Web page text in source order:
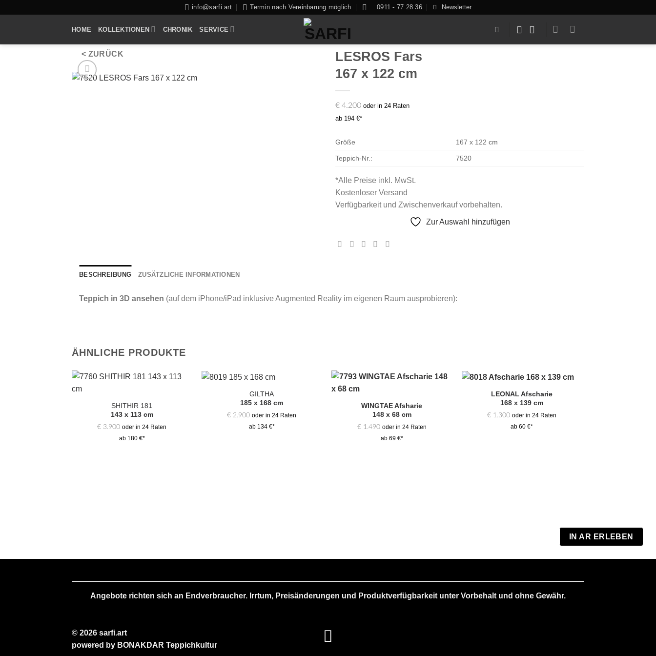
info@sarfi.art Termin nach Vereinbarung möglich 0911 - 77 28 36 Newsletter
HOME KOLLEKTIONEN CHRONIK SERVICE
< ZURÜCK
LESROS Fars
167 x 122 cm
€ 4.200 oder in 24 Raten
ab 194 €*
Größe 167 x 122 cm
Teppich-Nr.: 7520
*Alle Preise inkl. MwSt.
Kostenloser Versand
Verfügbarkeit und Zwischenverkauf vorbehalten.
Zur Auswahl hinzufügen
BESCHREIBUNG ZUSÄTZLICHE INFORMATIONEN
Teppich in 3D ansehen (auf dem iPhone/iPad inklusive Augmented Reality im eigenen Raum ausprobieren):
IN AR ERLEBEN
ÄHNLICHE PRODUKTE
SHITHIR 181
143 x 113 cm
€ 3.900 oder in 24 Raten
ab 180 €*
GILTHA
185 x 168 cm
€ 2.900 oder in 24 Raten
ab 134 €*
Auswahl
WINGTAE Afsharie
148 x 68 cm
€1.490 oder in 24 Raten
ab 69 €*
LEONAL Afscharie
168 x 139 cm
€1.300 oder in 24 Raten
ab 60 €*
Angebote richten sich an Endverbraucher. Irrtum, Preisänderungen und Produktverfügbarkeit unter Vorbehalt und ohne Gewähr.
© 2026 sarfi.art
powered by BONAKDAR Teppichkultur